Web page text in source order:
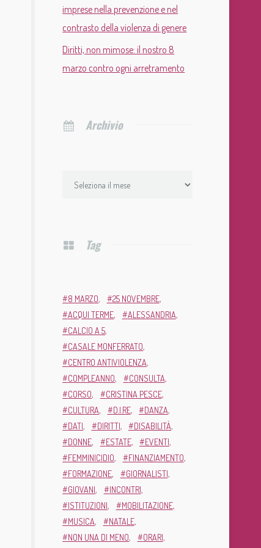
imprese nella prevenzione e nel
contrasto della violenza di genere
Diritti, non mimose: il nostro 8
marzo contro ogni arretramento
Archivio
Tag
8 MARZO
25 NOVEMBRE
ACQUI TERME
ALESSANDRIA
CALCIO A 5
CASALE MONFERRATO
CENTRO ANTIVIOLENZA
COMPLEANNO
CONSULTA
CORSO
CRISTINA PESCE
CULTURA
D.I.RE
DANZA
DATI
DIRITTI
DISABILITÀ
DONNE
ESTATE
EVENTI
FEMMINICIDIO
FINANZIAMENTO
FORMAZIONE
GIORNALISTI
GIOVANI
INCONTRI
ISTITUZIONI
MOBILITAZIONE
MUSICA
NATALE
NON UNA DI MENO
ORARI